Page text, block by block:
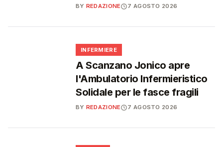
BY REDAZIONE 7 AGOSTO 2026
INFERMIERE
A Scanzano Jonico apre
l'Ambulatorio Infermieristico
Solidale per le fasce fragili
BY REDAZIONE 7 AGOSTO 2026